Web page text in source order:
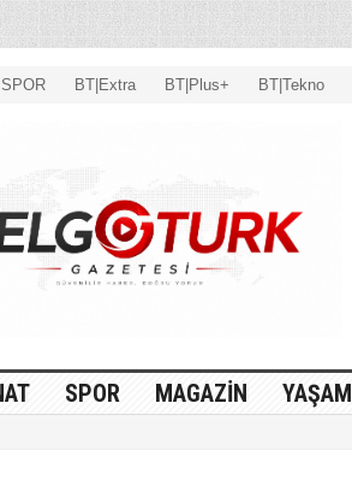
SPOR BT|Extra BT|Plus+ BT|Tekno
SPOR MAGAZİN YAŞAM